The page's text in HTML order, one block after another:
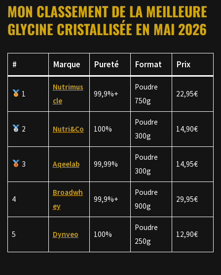
MON CLASSEMENT DE LA MEILLEURE
GLYCINE CRISTALLISÉE EN MAI 2026
# Marque Pureté Format Prix
1
Nutrimus
cle
99,9%+
Poudre
750g
22,95€
2 Nutri&Co 100%
Poudre
300g
14,90€
3 Aqeelab 99,99%
Poudre
300g
14,95€
4
Broadwh
ey
99,9%+
Poudre
900g
29,95€
5 Dynveo 100%
Poudre
250g
12,90€